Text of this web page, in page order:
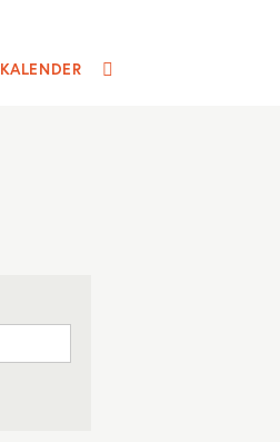
KALENDER